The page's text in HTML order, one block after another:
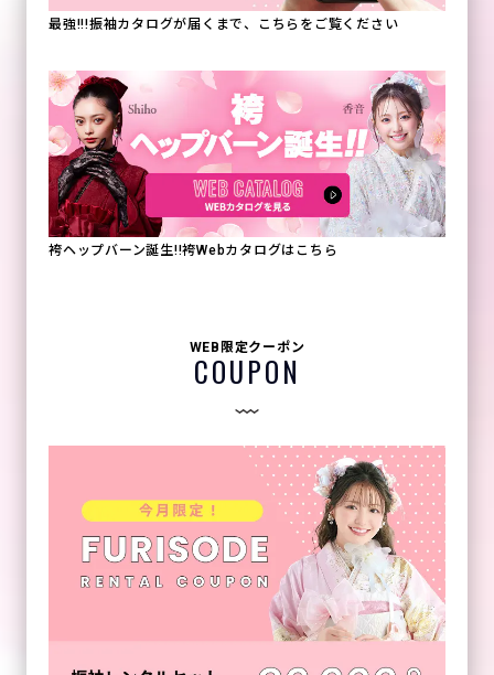
最強!!!振袖カタログが届くまで、こちらをご覧ください
袴ヘップバーン誕生!!袴Webカタログはこちら
WEB限定クーポン
COUPON